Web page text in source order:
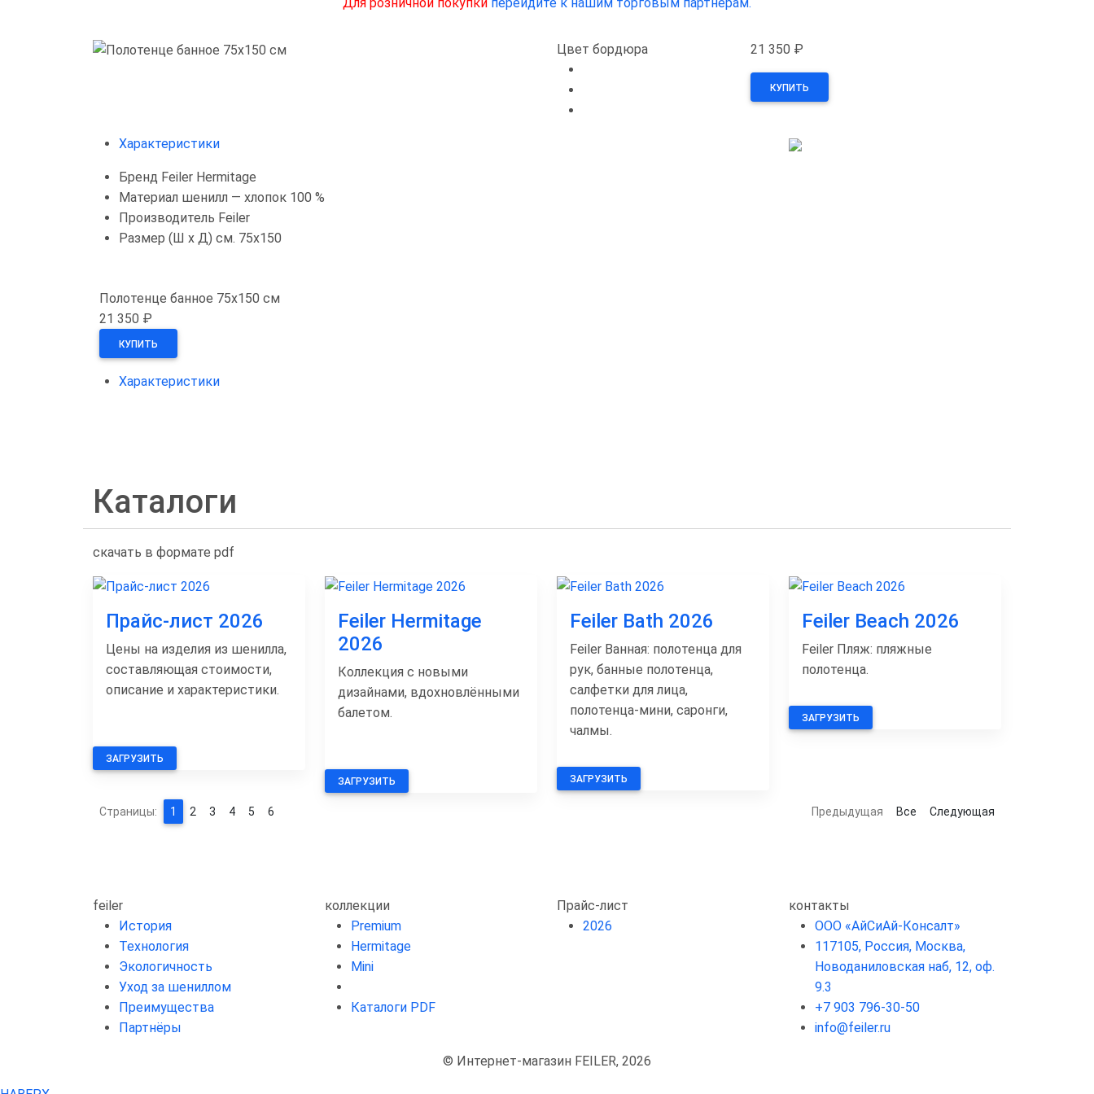
Цвет бордюра 21 350 ₽
КУПИТЬ
Характеристики
Бренд Feiler Hermitage
Материал шенилл — хлопок 100 %
Производитель Feiler
Размер (Ш х Д) см. 75х150
Полотенце банное 75х150 см
21 350 ₽
КУПИТЬ
Характеристики
Каталоги
скачать в формате pdf
Прайс-лист 2026
Цены на изделия из шенилла,
составляющая стоимости,
описание и характеристики.
ЗАГРУЗИТЬ
Feiler Hermitage
2026
Коллекция с новыми
дизайнами, вдохновлёнными
балетом.
ЗАГРУЗИТЬ
Feiler Bath 2026
Feiler Ванная: полотенца для
рук, банные полотенца,
салфетки для лица,
полотенца-мини, саронги,
чалмы.
ЗАГРУЗИТЬ
Feiler Beach 2026
Feiler Пляж: пляжные
полотенца.
ЗАГРУЗИТЬ
Страницы: 1 2 3 4 5 6 Предыдущая Все Следующая
feiler
История
Технология
Экологичность
Уход за шениллом
Преимущества
Партнёры
коллекции
Premium
Hermitage
Mini
Каталоги PDF
Прайс-лист
2026
контакты
ООО «АйСиАй-Консалт»
117105, Россия, Москва,
Новоданиловская наб, 12, оф.
9.3
+7 903 796-30-50
info@feiler.ru
© Интернет-магазин FEILER, 2026